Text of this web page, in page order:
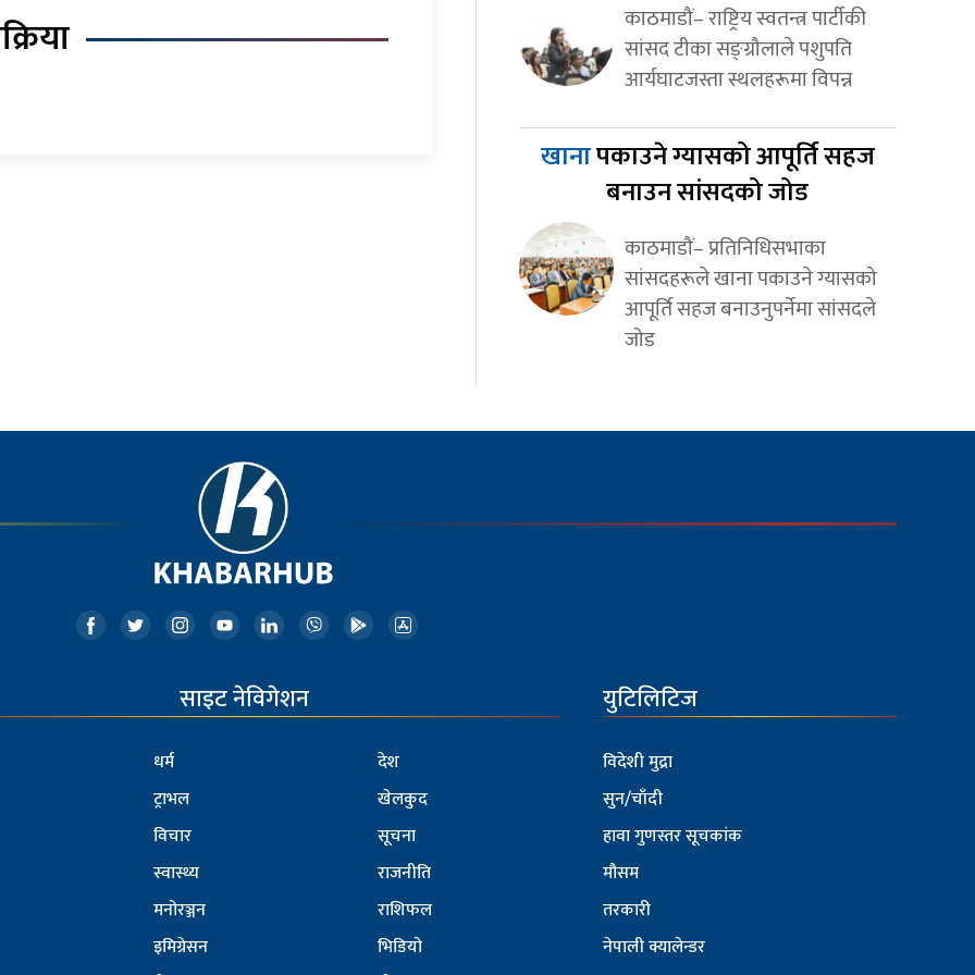
काठमाडौं– राष्ट्रिय स्वतन्त्र पार्टीकी
सांसद टीका सङ्ग्रौलाले पशुपति
आर्यघाटजस्ता स्थलहरूमा विपन्न
खानापकाउने ग्यासको आपूर्ति सहज
बनाउन सांसदको जोड
काठमाडौं– प्रतिनिधिसभाका
सांसदहरूले खाना पकाउने ग्यासको
आपूर्ति सहज बनाउनुपर्नेमा सांसदले
जोड
साइट नेविगेशन
धर्म
ट्राभल
विचार
स्वास्थ्य
मनोरञ्जन
इमिग्रेसन
देश
खेलकुद
सूचना
राजनीति
राशिफल
भिडियो
युटिलिटिज
विदेशी मुद्रा
सुन/चाँदी
हावा गुणस्तर सूचकांक
मौसम
तरकारी
नेपाली क्यालेन्डर